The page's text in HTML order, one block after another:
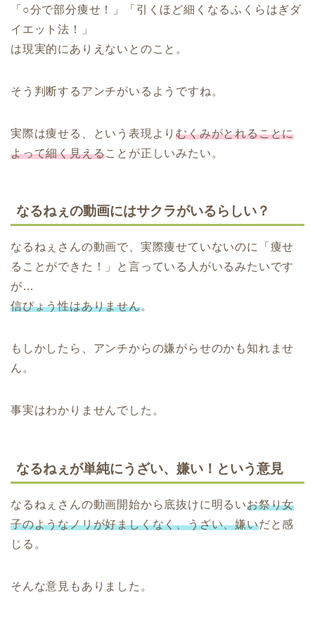
「○分で部分痩せ！」「引くほど細くなるふくらはぎダ
イエット法！」
は現実的にありえないとのこと。
そう判断するアンチがいるようですね。
実際は痩せる、という表現よりむくみがとれることに
よって細く見えることが正しいみたい。
なるねぇの動画にはサクラがいるらしい？
なるねぇさんの動画で、実際痩せていないのに「痩せ
ることができた！」と言っている人がいるみたいです
が…
信ぴょう性はありません。
もしかしたら、アンチからの嫌がらせのかも知れませ
ん。
事実はわかりませんでした。
なるねぇが単純にうざい、嫌い！という意見
なるねぇさんの動画開始から底抜けに明るいお祭り女
子のようなノリが好ましくなく、うざい、嫌いだと感
じる。
そんな意見もありました。